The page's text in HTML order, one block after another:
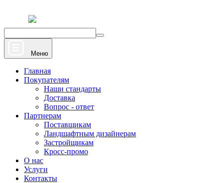
Меню
Главная
Покупателям
Наши стандарты
Доставка
Вопрос - ответ
Партнерам
Поставщикам
Ландшафтным дизайнерам
Застройщикам
Кросс-промо
О нас
Услуги
Контакты